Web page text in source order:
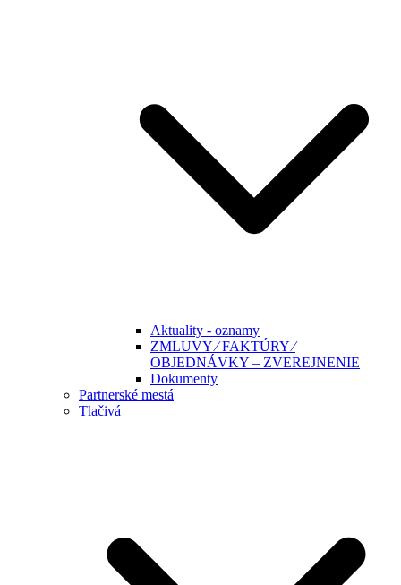
Aktuality - oznamy
ZMLUVY ⁄ FAKTÚRY ⁄
OBJEDNÁVKY – ZVEREJNENIE
Dokumenty
Partnerské mestá
Tlačivá